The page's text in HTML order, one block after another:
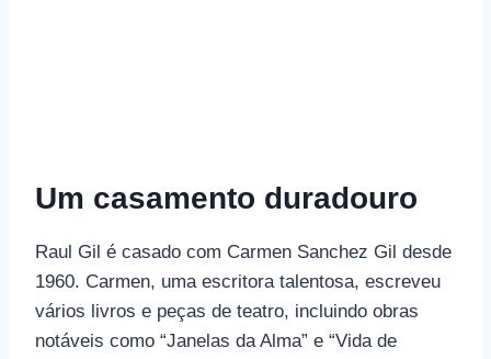
Um casamento duradouro
Raul Gil é casado com Carmen Sanchez Gil desde
1960. Carmen, uma escritora talentosa, escreveu
vários livros e peças de teatro, incluindo obras
notáveis ​​como “Janelas da Alma” e “Vida de